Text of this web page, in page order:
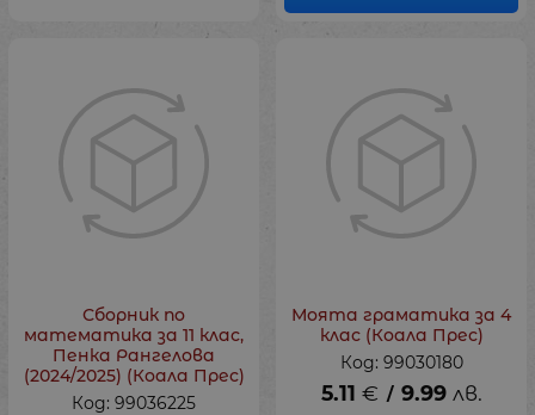
Сборник по
математика за 11 клас,
Пенка Рангелова
(2024/2025) (Коала Прес)
Код: 99036225
Моята граматика за 4
клас (Коала Прес)
Код: 99030180
5.11 € / 9.99 лв.